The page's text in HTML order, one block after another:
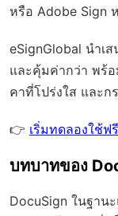
หรือ Adobe Sign
eSignGlobal นำเ
และคุ้มค่ากว่า พร้อ
คาที่โปร่งใส และก
👉 เริ่มทดลองใช้ฟรี
บทบาทของ
DocuSign ในฐาน